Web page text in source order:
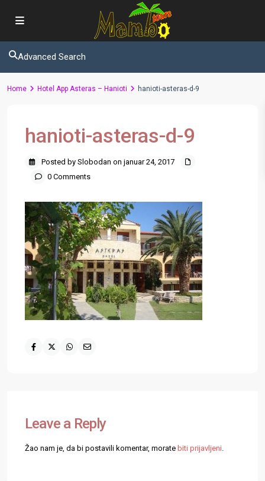
Advanced Search
Home Hotel App Asteras – Hanioti hanioti-asteras-d-9
hanioti-asteras-d-9
Posted by Slobodan on januar 24, 2017
0 Comments
Leave a Reply
Žao nam je, da bi postavili komentar, morate biti prijavljeni.